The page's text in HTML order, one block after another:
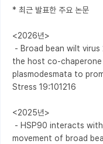
* 최근 발표한 주요 논문
<2026년>
the host co-
plasmodesmata to
Stress 19:101216
<2025년>
movement of broad